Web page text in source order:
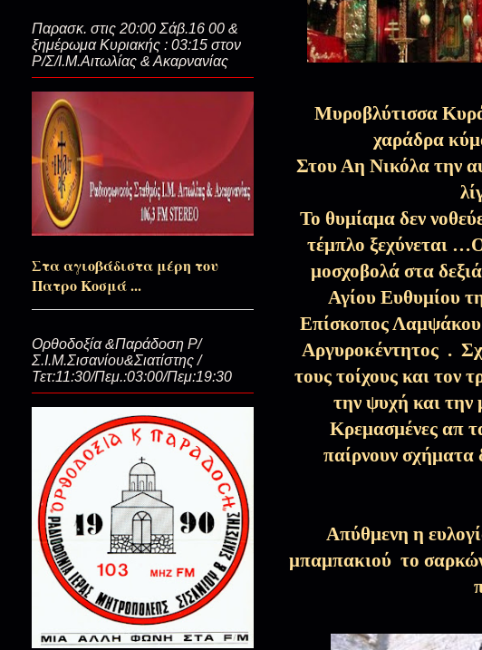
Δοξολόγα τον Θεό(Κυπριανός και
Για να πετάξει και να πλεύσει η
Κρίσεως)
Του Τριωδίου οι ήχοι και οι …αχοί…
Πάντα Τριώδιο…
Της αχαριστίας οι τάφοι…(Το Αληθινό
Σκοτώστε τον ίδιο τον Θεό...
Μη με κάψετε αδελφοί μου! Σας ικετεύω!
Σαν ανοίγουν οι Ουρανοί…(Θεοφάνεια με
αδελφούς)
Άγιος και όχι άδειος
ευχής…)
Μυροβλύτισσα
χαράδρα
Στου Αη Νικόλα την
Το θυμίαμα δεν
τέμπλο ξεχύνεται
μοσχοβολά στα
Αγίου Ευθυμίου
Επίσκοπος
Αργυροκέντητος .
τους τοίχους και τον
την ψυχή και την
Κρεμασμένες απ
παίρνουν
Απύθμενη η
μπαμπακιού το
Παρασκ. στις 20:00 Σάβ.16 00 &
ξημέρωμα Κυριακής : 03:15 στον
Ρ/Σ/Ι.Μ.Αιτωλίας & Ακαρνανίας
Στα αγιοβάδιστα μέρη του
Πατρο Κοσμά ...
Ορθοδοξία &Παράδοση Ρ/
Σ.Ι.Μ.Σισανίου&Σιατίστης /
Τετ:11:30/Πεμ.:03:00/Πεμ:19:30